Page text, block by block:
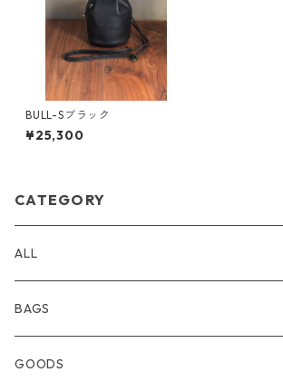
BULL-Sブラック
¥25,300
CATEGORY
ALL
BAGS
BACKPACK・BODYBAG
GOODS